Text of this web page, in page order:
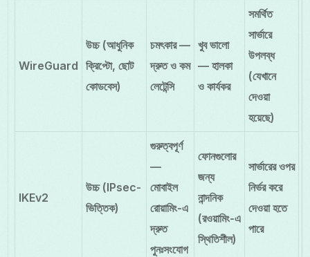
WireGuard
উচ্চ (আধুনিক
ক্রিপ্টো, ছোট
কোডবেস)
চমৎকার —
দ্রুত ও কম
লেটেন্সি
খুব ভালো
— হালকা
ও কার্যকর
সমর্থিত
সার্ভারে
উপলব্ধ
(যেখানে
দেওয়া
হয়েছে)
IKEv2
উচ্চ (IPsec-
ভিত্তিক)
গুরুত্বপূর্ণ
—
মোবাইল
রোয়ামিং-এ
দ্রুত
পুনঃসংযোগ
ফোনগুলোর
জন্য
নান্দনিক
(রওয়ামিং-এ
স্থিতিশীল)
সার্ভারের ওপর
নির্ভর করে
দেওয়া হতে
পারে